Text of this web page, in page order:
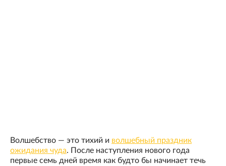
Волшебство — это тихий и волшебный праздник
ожидания чуда. После наступления нового года
первые семь дней время как будто бы начинает течь